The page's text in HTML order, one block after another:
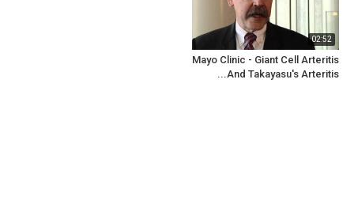
02:52
Mayo Clinic - Giant Cell Arteritis
And Takayasu's Arteritis...